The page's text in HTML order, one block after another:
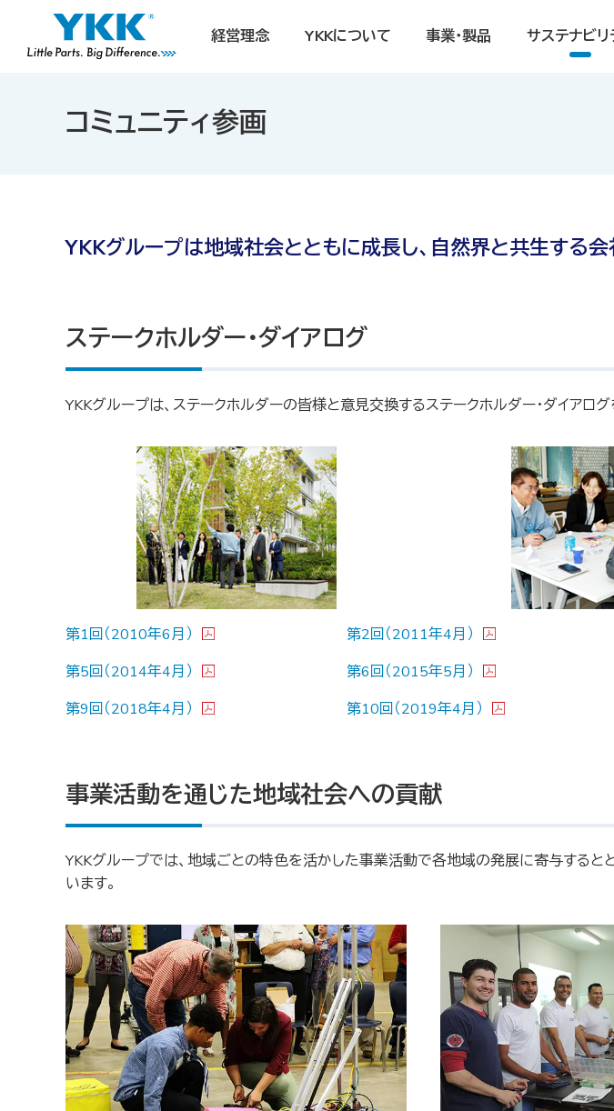
経営理念 YKKについて 事業・製品 サステナビリ
コミュニティ参画
YKKグループは地域社会とともに成長し、自然界と共生する会
ステークホルダー・ダイアログ
YKKグループは、ステークホルダーの皆様と意見交換するステークホルダー・ダイア
第1回（2010年6月） 第2回（2011年4月）
第5回（2014年4月）
第6回（2015年5月）
第9回（2018年4月）
第10回（2019年4月）
事業活動を通じた地域社会への貢献
YKKグループでは、地域ごとの特色を活かした事業活動で各地域の発展に寄与すると
います。